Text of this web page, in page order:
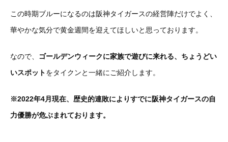
この時期ブルーになるのは阪神タイガースの経営陣だけでよく、
華やかな気分で黄金週間を迎えてほしいと思っております。
なので、
ゴールデンウィークに家族で遊びに来れる、ちょうどい
いスポットをタイクンと一緒にご紹介します。
※2022年4月現在、歴史的連敗によりすでに阪神タイガースの自
力優勝が危ぶまれております。